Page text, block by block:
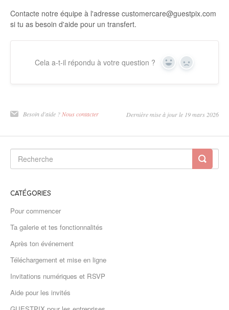
Contacte notre équipe à l'adresse customercare@guestpix.com
si tu as besoin d'aide pour un transfert.
Cela a-t-il répondu à votre question ? Oui Non
Besoin d'aide ?Nous contacter Dernière mise à jour le 19 mars 2026
CATÉGORIES
Pour commencer
Ta galerie et tes fonctionnalités
Après ton événement
Téléchargement et mise en ligne
Invitations numériques et RSVP
Aide pour les invités